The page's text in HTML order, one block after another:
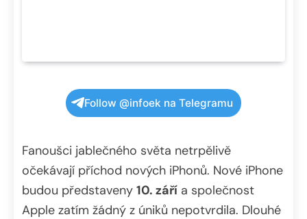
Follow @infoek na Telegramu
Fanoušci jablečného světa netrpělivě
očekávají příchod nových iPhonů. Nové iPhone
budou představeny 10. září a společnost
Apple zatím žádný z úniků nepotvrdila. Dlouhé